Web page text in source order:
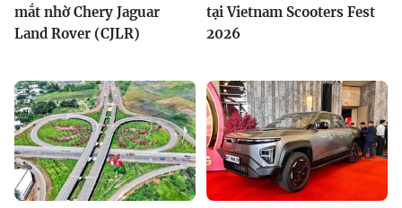
mắt nhờ Chery Jaguar
Land Rover (CJLR)
tại Vietnam Scooters Fest
2026